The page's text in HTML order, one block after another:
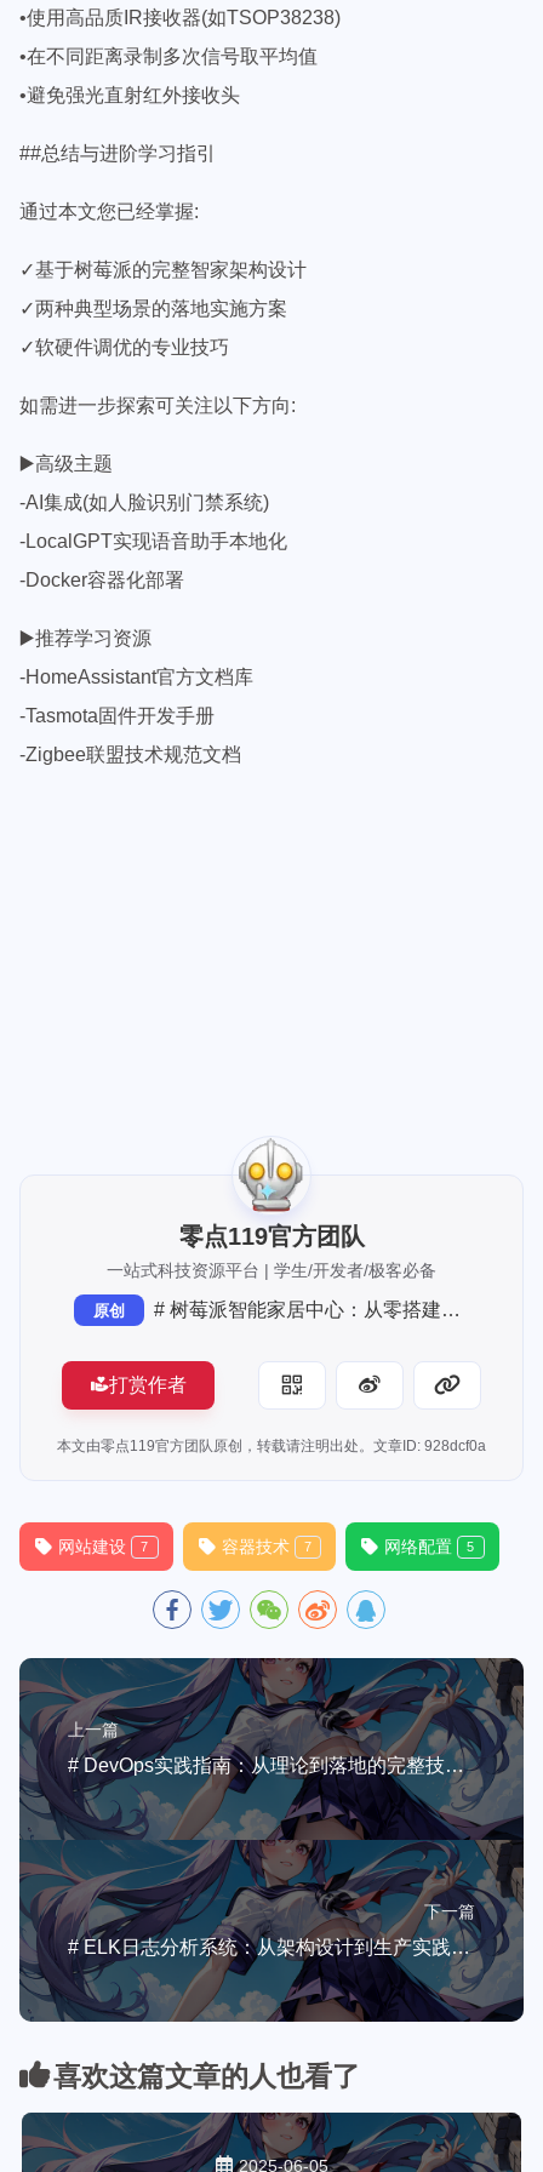
•使用高品质IR接收器(如TSOP38238)
•在不同距离录制多次信号取平均值
•避免强光直射红外接收头
##总结与进阶学习指引
通过本文您已经掌握:
✓基于树莓派的完整智家架构设计
✓两种典型场景的落地实施方案
✓软硬件调优的专业技巧
如需进一步探索可关注以下方向:
▶️高级主题
-AI集成(如人脸识别门禁系统)
-LocalGPT实现语音助手本地化
-Docker容器化部署
▶️推荐学习资源
-HomeAssistant官方文档库
-Tasmota固件开发手册
-Zigbee联盟技术规范文档
零点119官方团队
一站式科技资源平台 | 学生/开发者/极客必备
原创 # 树莓派智能家居中心：从零搭建你的家庭自动化大脑
打赏作者
本文由零点119官方团队原创，转载请注明出处。文章ID: 928dcf0a
网站建设 7 容器技术 7 网络配置 5
上一篇
# DevOps实践指南：从理论到落地的完整技术叙事
下一篇
# ELK日志分析系统：从架构设计到生产实践深度指南
喜欢这篇文章的人也看了
2025-06-05